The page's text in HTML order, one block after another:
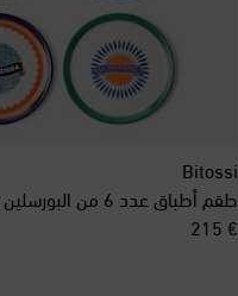
Bitossi
طقم أطباق عدد 6 من البورسلين Bel Paese
€ 215
original price